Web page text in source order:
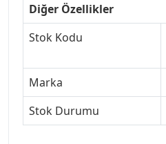
Diğer Özellikler
Stok Kodu
Marka
Stok Durumu